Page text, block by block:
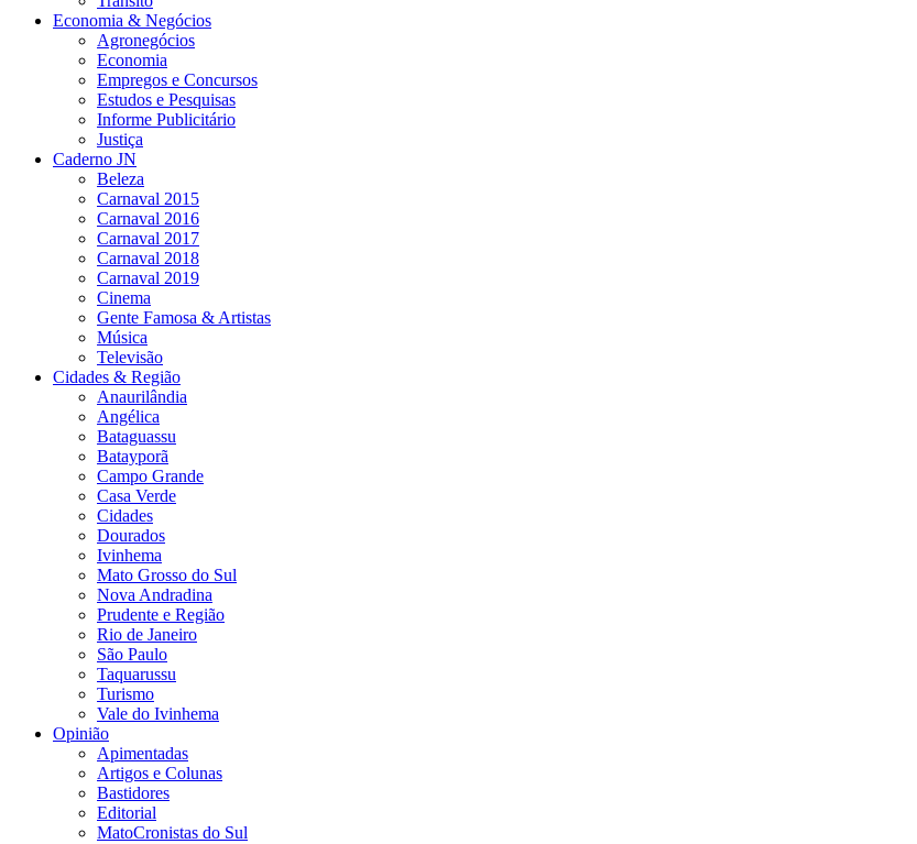
Economia & Negócios
Agronegócios
Economia
Empregos e Concursos
Estudos e Pesquisas
Informe Publicitário
Justiça
Caderno JN
Beleza
Carnaval 2015
Carnaval 2016
Carnaval 2017
Carnaval 2018
Carnaval 2019
Cinema
Gente Famosa & Artistas
Música
Televisão
Cidades & Região
Anaurilândia
Angélica
Bataguassu
Batayporã
Campo Grande
Casa Verde
Cidades
Dourados
Ivinhema
Mato Grosso do Sul
Nova Andradina
Prudente e Região
Rio de Janeiro
São Paulo
Taquarussu
Turismo
Vale do Ivinhema
Opinião
Apimentadas
Artigos e Colunas
Bastidores
Editorial
MatoCronistas do Sul